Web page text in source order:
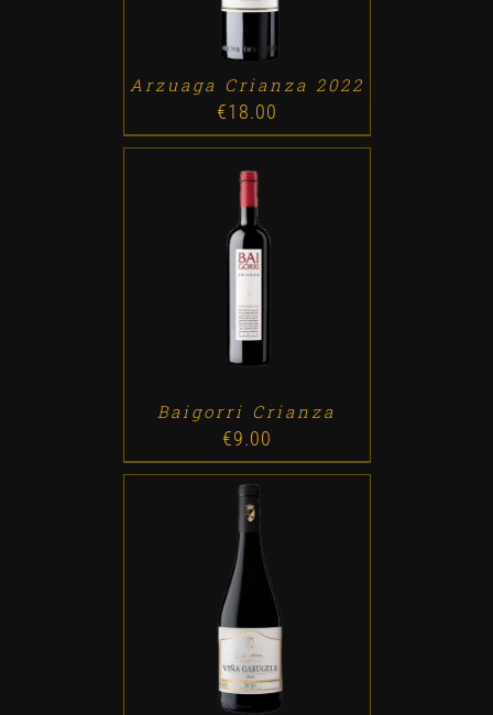
Arzuaga Crianza 2022
€18.00
ADD TO CART /
Baigorri Crianza
€9.00
ADD TO CART